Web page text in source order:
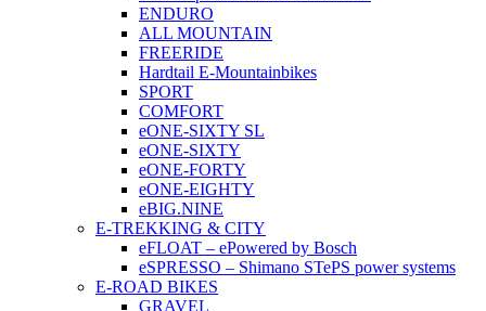
ENDURO
ALL MOUNTAIN
FREERIDE
Hardtail E-Mountainbikes
SPORT
COMFORT
eONE-SIXTY SL
eONE-SIXTY
eONE-FORTY
eONE-EIGHTY
eBIG.NINE
E-TREKKING & CITY
eFLOAT – ePowered by Bosch
eSPRESSO – Shimano STePS power systems
E-ROAD BIKES
GRAVEL